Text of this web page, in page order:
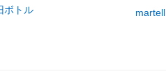
ボトル martell